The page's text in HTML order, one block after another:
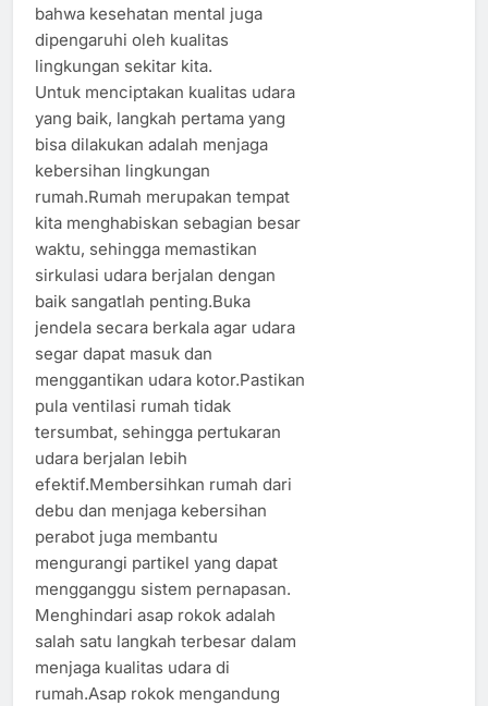
bahwa kesehatan mental juga
dipengaruhi oleh kualitas
lingkungan sekitar kita.
Untuk menciptakan kualitas udara
yang baik, langkah pertama yang
bisa dilakukan adalah menjaga
kebersihan lingkungan
rumah.Rumah merupakan tempat
kita menghabiskan sebagian besar
waktu, sehingga memastikan
sirkulasi udara berjalan dengan
baik sangatlah penting.Buka
jendela secara berkala agar udara
segar dapat masuk dan
menggantikan udara kotor.Pastikan
pula ventilasi rumah tidak
tersumbat, sehingga pertukaran
udara berjalan lebih
efektif.Membersihkan rumah dari
debu dan menjaga kebersihan
perabot juga membantu
mengurangi partikel yang dapat
mengganggu sistem pernapasan.
Menghindari asap rokok adalah
salah satu langkah terbesar dalam
menjaga kualitas udara di
rumah.Asap rokok mengandung